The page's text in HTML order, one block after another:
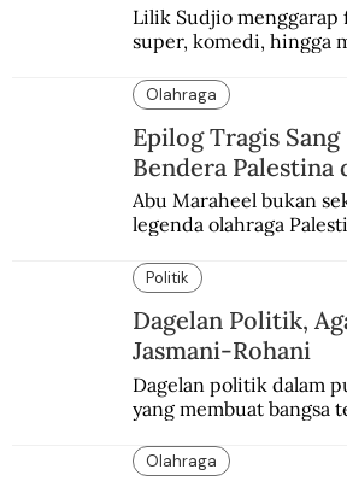
Lilik Sudjio menggarap
super, komedi, hingga
Olahraga
Epilog Tragis
Bendera Palestina
Abu Maraheel bukan
legenda olahraga
memblokade Rafah.
Politik
Dagelan Politik,
Jasmani-Rohani
Dagelan politik dalam
yang membuat bangsa
Olahraga